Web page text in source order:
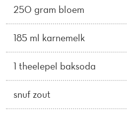
250 gram bloem
185 ml karnemelk
1 theelepel baksoda
snuf zout